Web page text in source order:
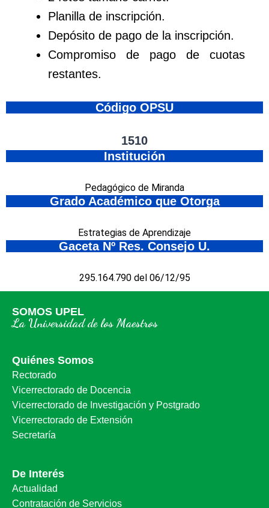
Planilla de inscripción.
Depósito de pago de la inscripción.
Compromiso de pago de cuotas
restantes.
Código OPSU
1510
Institución
Pedagógico de Miranda
Grado Académico que Otorga
Estrategias de Aprendizaje
Gaceta Nº Res. Consejo U.
295.164.790 del 06/12/95
SOMOS UPEL
La Universidad de los Maestros
Quiénes Somos
Rectorado
Vicerrectorado de Docencia
Vicerrectorado de Investigación y Postgrado
Vicerrectorado de Extensión
Secretaría
De Interés
Actualidad
Contratación de Servicios